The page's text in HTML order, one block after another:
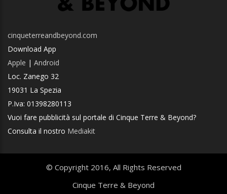
cinqueterreandbeyond.com
Download App
Apple | Android
Loc. Zanego 32
19031 La Spezia
P.Iva: 01398280113
Vuoi fare pubblicità sul portale di Cinque Terre & Beyond?
Consulta il nostro Mediakit
© Copyright 2016, All Rights Reserved
Cinque Terre & Beyond